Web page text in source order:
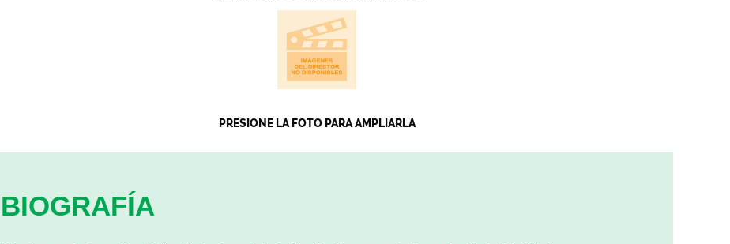
PRESIONE LA FOTO PARA AMPLIARLA
BIOGRAFÍA